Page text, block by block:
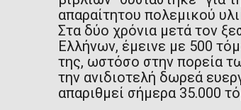
απαραίτητου πολεμικού
Στα δύο χρόνια μετά τον
Ελλήνων, έμεινε με 500
της, ωστόσο στην πορεία
την ανιδιοτελή δωρεά
απαριθμεί σήμερα 35.000